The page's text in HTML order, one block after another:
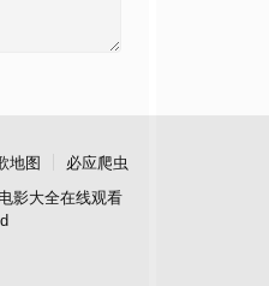
地图
必应爬虫
影大全在线观看